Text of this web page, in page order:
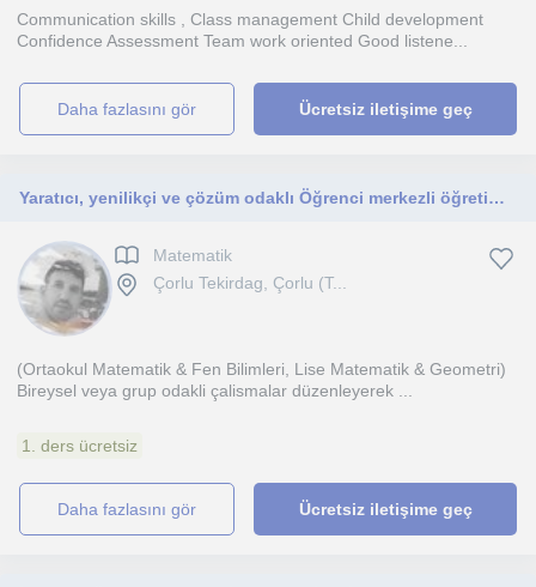
Communication skills , Class management Child development
Confidence Assessment Team work oriented Good listene...
daha fazlasını gör Ücretsiz iletişime geç
Yaratıcı, yenilikçi ve çözüm odaklı Öğrenci merkezli öğretim yaklaşımına sahip Teknolojiyi eğitim sürecinde kullanabilen
Matematik
Çorlu Tekirdag, Çorlu (T...
(Ortaokul Matematik & Fen Bilimleri, Lise Matematik & Geometri)
Bireysel veya grup odakli çalismalar düzenleyerek ...
1. ders ücretsiz
daha fazlasını gör Ücretsiz iletişime geç